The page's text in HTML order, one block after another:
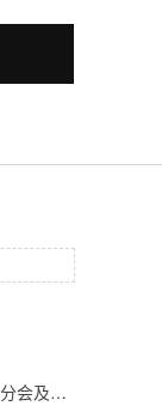
分会及…